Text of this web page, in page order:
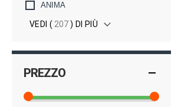
ANIMA
VEDI ( 207) DI PIÙ
PREZZO